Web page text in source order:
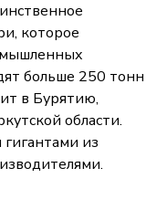
которое
больше 250 тонн
в Бурятию,
области.
из